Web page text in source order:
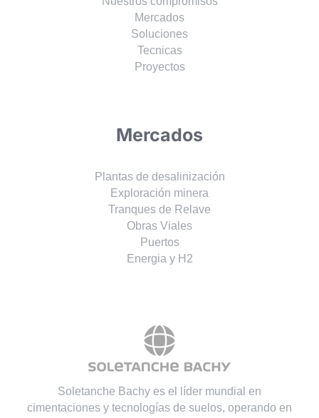
Mercados
Soluciones
Tecnicas
Proyectos
Mercados
Plantas de desalinización
Exploración minera
Tranques de Relave
Obras Viales
Puertos
Energia y H2
Soletanche Bachy es el líder mundial en
cimentaciones y tecnologías de suelos, operando en